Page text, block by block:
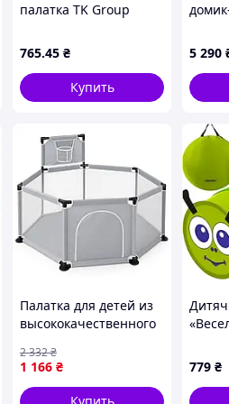
палатка TK Group
сумке
765.45 ₴
Купить
5 290
Палатка для детей из
высококачественного
для детей с легкой
сборкой HR-84
1 166 ₴
2 332₴
779 ₴